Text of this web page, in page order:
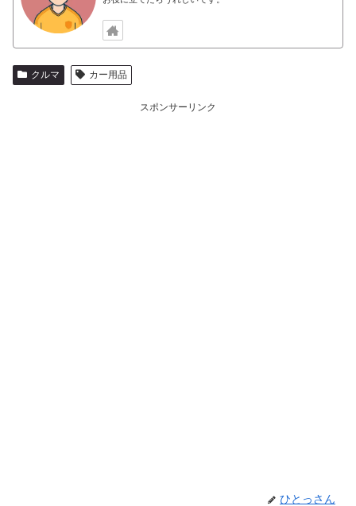
クルマ カー用品
スポンサーリンク
ひとっさん